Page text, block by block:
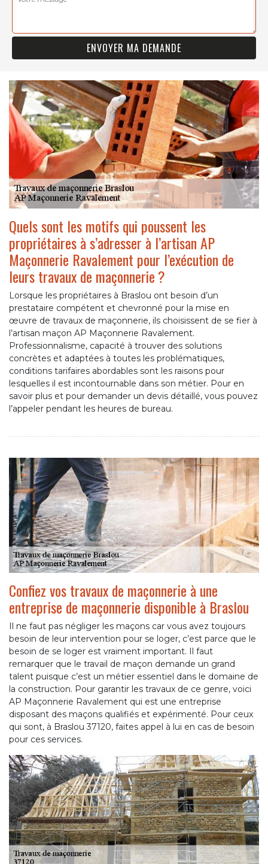
Quels sont les motifs qui poussent les
propriétaires à s’adresser à l’artisan AP
Maçonnerie Ravalement pour l’exécution de
leurs travaux de maçonnerie ?
Lorsque les propriétaires à Braslou ont besoin d’un
prestataire compétent et chevronné pour la mise en
œuvre de travaux de maçonnerie, ils choisissent de se fier à
l’artisan maçon AP Maçonnerie Ravalement.
Professionnalisme, capacité à trouver des solutions
concrètes et adaptées à toutes les problématiques,
conditions tarifaires abordables sont les raisons pour
lesquelles il est incontournable dans son métier. Pour en
savoir plus et pour demander un devis détaillé, vous pouvez
l’appeler pendant les heures de bureau.
Confiez vos travaux de maçonnerie à une
entreprise de maçonnerie disponible à Braslou
Il ne faut pas négliger les maçons car vous avez toujours
besoin de leur intervention pour se loger, c’est parce que le
besoin de se loger est vraiment important. Il faut
remarquer que le travail de maçon demande un grand
talent puisque c’est un métier essentiel dans le domaine de
la construction. Pour garantir les travaux de ce genre, voici
AP Maçonnerie Ravalement qui est une entreprise
disposant des maçons qualifiés et expérimenté. Pour ceux
qui sont, à Braslou 37120, faites appel à lui en cas de besoin
pour ces services.